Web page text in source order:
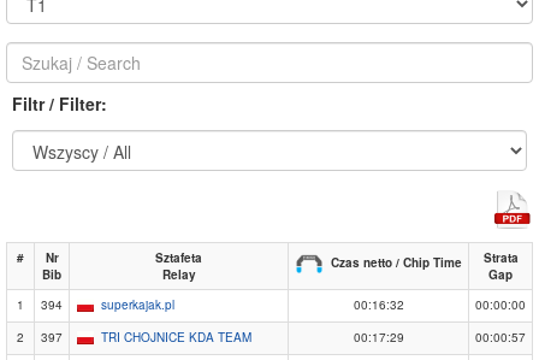
Filtr / Filter:
#
Nr
Bib
Sztafeta
Relay
Czas netto / Chip Time
Strata
Gap
1
394 superkajak.pl 00:16:32
00:00:00
2
397 TRI CHOJNICE KDA TEAM 00:17:29
00:00:57